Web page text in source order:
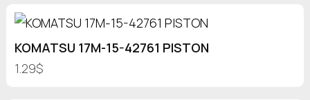
KOMATSU 17M-15-42761 PISTON
1.29$